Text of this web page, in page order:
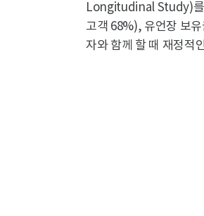
Longitudinal Study)를
고객 68%), 유언장 보
자와 함께 할 때 재정적